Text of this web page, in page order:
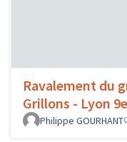
Ravalement du
Grillons - Lyon 9e
Philippe GOURHANT